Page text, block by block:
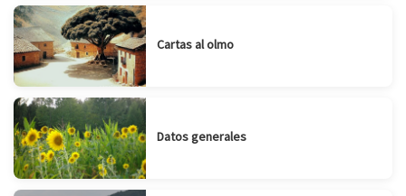
Cartas al olmo
Datos generales